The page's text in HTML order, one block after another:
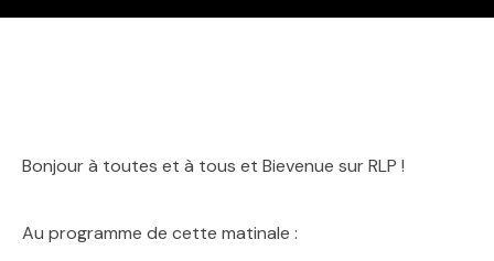
Bonjour à toutes et à tous et Bievenue sur RLP !
Au programme de cette matinale :